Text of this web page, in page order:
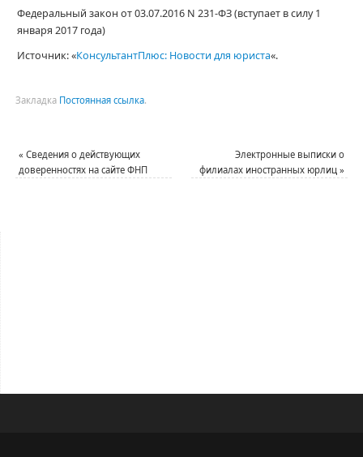
Федеральный закон от 03.07.2016 N 231-ФЗ (вступает в силу 1
января 2017 года)
Источник: «КонсультантПлюс: Новости для юриста«.
Закладка Постоянная ссылка.
« Сведения о действующих
доверенностях на сайте ФНП
Электронные выписки о
филиалах иностранных юрлиц»